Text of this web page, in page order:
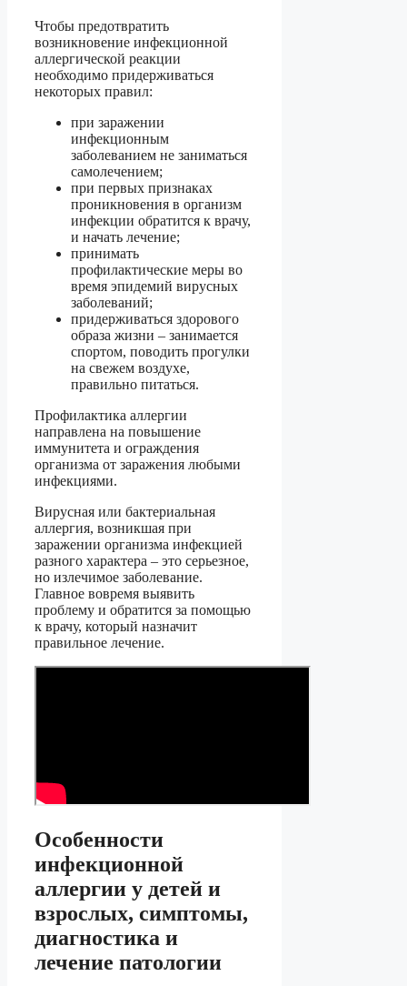
Чтобы предотвратить
возникновение инфекционной
аллергической реакции
необходимо придерживаться
некоторых правил:
при заражении
инфекционным
заболеванием не заниматься
самолечением;
при первых признаках
проникновения в организм
инфекции обратится к врачу,
и начать лечение;
принимать
профилактические меры во
время эпидемий вирусных
заболеваний;
придерживаться здорового
образа жизни – занимается
спортом, поводить прогулки
на свежем воздухе,
правильно питаться.
Профилактика аллергии
направлена на повышение
иммунитета и ограждения
организма от заражения любыми
инфекциями.
Вирусная или бактериальная
аллергия, возникшая при
заражении организма инфекцией
разного характера – это серьезное,
но излечимое заболевание.
Главное вовремя выявить
проблему и обратится за помощью
к врачу, который назначит
правильное лечение.
Особенности
инфекционной
аллергии у детей и
взрослых, симптомы,
диагностика и
лечение патологии